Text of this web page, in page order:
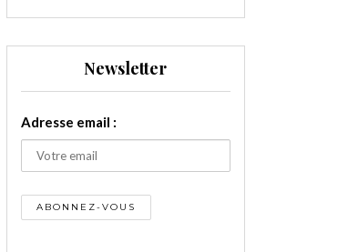
Newsletter
Adresse email :